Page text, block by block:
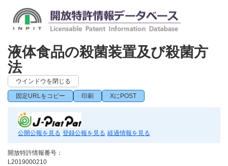
液体食品の殺菌装置及び殺菌方
法
ウインドウを閉じる
固定URLをコピー 印刷 XにPOST
公開公報を見る 登録公報を見る 経過情報を見る
開放特許情報番号：
L2019000210